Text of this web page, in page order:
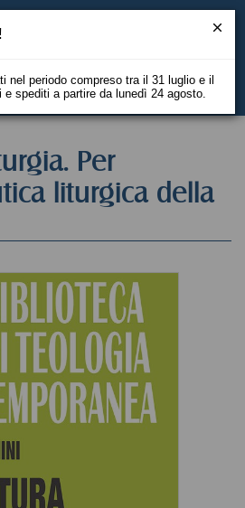
EN
Per
liturgica della
nel periodo compreso tra il 31 luglio e il
e spediti a partire da lunedì 24 agosto.